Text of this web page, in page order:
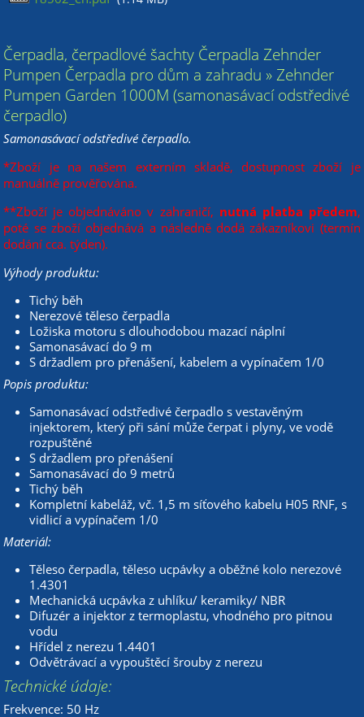
Čerpadla, čerpadlové šachty Čerpadla Zehnder
Pumpen Čerpadla pro dům a zahradu » Zehnder
Pumpen Garden 1000M (samonasávací odstředivé
čerpadlo)
Samonasávací odstředivé čerpadlo.
*Zboží je na našem externím skladě, dostupnost zboží je
manuálně prověřována.
**Zboží je objednáváno v zahraničí, nutná platba předem,
poté se zboží objednává a následně dodá zákazníkovi (termín
dodání cca. týden).
Výhody produktu:
Tichý běh
Nerezové těleso čerpadla
Ložiska motoru s dlouhodobou mazací náplní
Samonasávací do 9 m
S držadlem pro přenášení, kabelem a vypínačem 1/0
Popis produktu:
Samonasávací odstředivé čerpadlo s vestavěným
injektorem, který při sání může čerpat i plyny, ve vodě
rozpuštěné
S držadlem pro přenášení
Samonasávací do 9 metrů
Tichý běh
Kompletní kabeláž, vč. 1,5 m síťového kabelu H05 RNF, s
vidlicí a vypínačem 1/0
Materiál:
Těleso čerpadla, těleso ucpávky a oběžné kolo nerezové
1.4301
Mechanická ucpávka z uhlíku/ keramiky/ NBR
Difuzér a injektor z termoplastu, vhodného pro pitnou
vodu
Hřídel z nerezu 1.4401
Odvětrávací a vypouštěcí šrouby z nerezu
Technické údaje:
Frekvence: 50 Hz